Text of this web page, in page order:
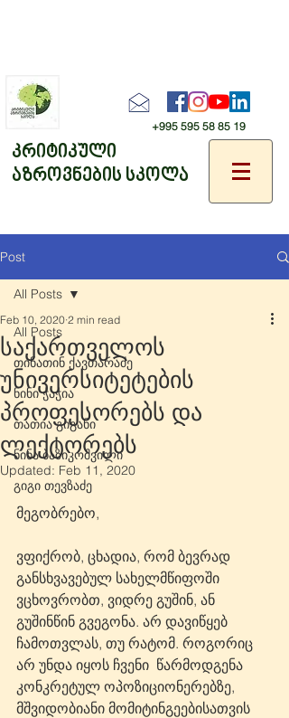
+995 595 58 85 19
კრიტიკული
აზროვნების სკოლა
Post
All Posts
თინათინ ქავთარაძე
ნინი ჭაჭია
თათია გიგანი
ნინა ბაზიკოშვილი
გიგი თევზაძე
All Posts
საქართველოს
უნივერსიტეტების
პროფესორებს და
ლექტორებს
Feb 10, 2020 2 min read
Updated: Feb 11, 2020
მეგობრებო,
ვფიქრობ, ცხადია, რომ ბევრად
განსხვავებულ სახელმწიფოში
ვცხოვრობთ, ვიდრე გუშინ, ან
გუშინწინ გვეგონა. არ დავიწყებ
ჩამოთვლას, თუ რატომ. როგორიც
არ უნდა იყოს ჩვენი  წარმოდგენა
კონკრეტულ ოპოზიციონერებზე,
მშვიდობიანი მომიტინგეებისათვის